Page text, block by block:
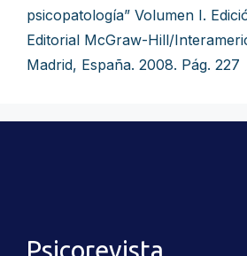
psicopatología” Volumen I.
Editorial McGraw-Hill/
Madrid, España. 2008. Pág. 227
Psicorevista